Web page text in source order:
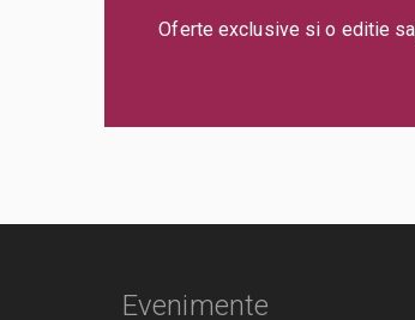
Oferte exclusive si o editie
Evenimente